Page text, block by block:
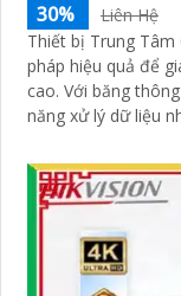
30%
Liên Hệ
Thiết bị Trung Tâm
pháp hiệu quả để
cao. Với băng thông lên đến 400Mbps, thiết bị đảm bảo khả
năng xử lý dữ liệu